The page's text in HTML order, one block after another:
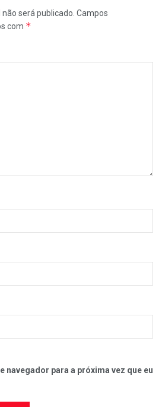
será publicado. Campos
com *
navegador para a próxima vez que eu